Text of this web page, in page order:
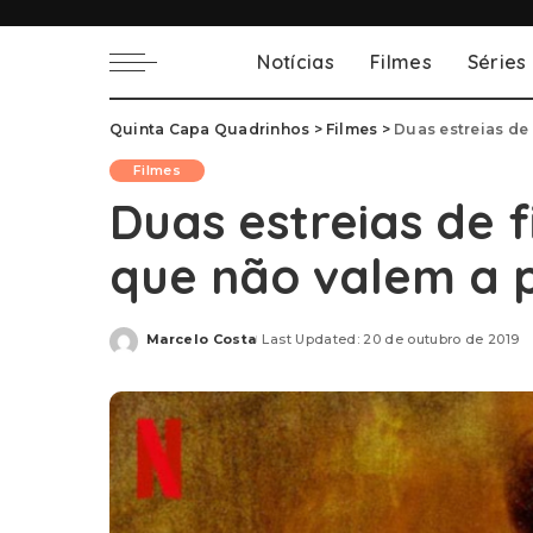
Notícias Filmes Séries
Quinta Capa Quadrinhos > Filmes > Duas estreias
Filmes
Duas estreias de
que não valem a
Posted
Marcelo Costa Last Updated: 20 de outubro de 2019